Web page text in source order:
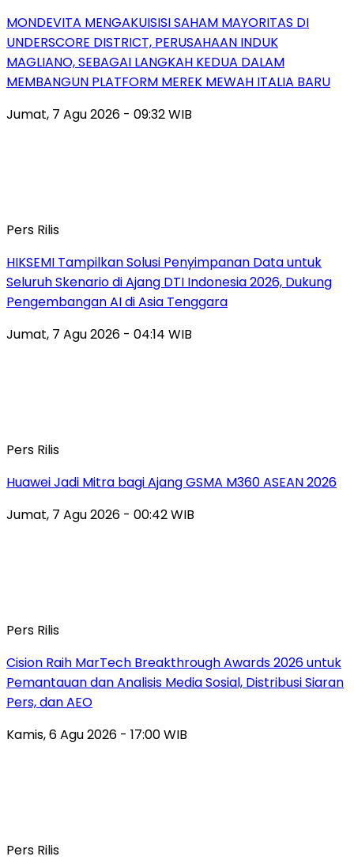
MONDEVITA MENGAKUISISI SAHAM MAYORITAS DI
UNDERSCORE DISTRICT, PERUSAHAAN INDUK
MAGLIANO, SEBAGAI LANGKAH KEDUA DALAM
MEMBANGUN PLATFORM MEREK MEWAH ITALIA BARU
Jumat, 7 Agu 2026 - 09:32 WIB
Pers Rilis
HIKSEMI Tampilkan Solusi Penyimpanan Data untuk
Seluruh Skenario di Ajang DTI Indonesia 2026, Dukung
Pengembangan AI di Asia Tenggara
Jumat, 7 Agu 2026 - 04:14 WIB
Pers Rilis
Huawei Jadi Mitra bagi Ajang GSMA M360 ASEAN 2026
Jumat, 7 Agu 2026 - 00:42 WIB
Pers Rilis
Cision Raih MarTech Breakthrough Awards 2026 untuk
Pemantauan dan Analisis Media Sosial, Distribusi Siaran
Pers, dan AEO
Kamis, 6 Agu 2026 - 17:00 WIB
Pers Rilis